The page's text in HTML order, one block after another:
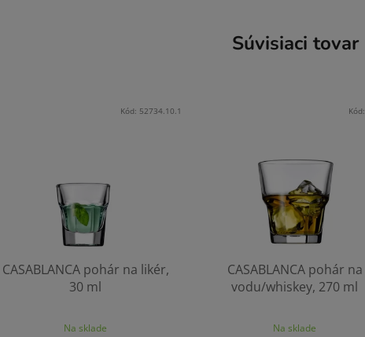
Súvisiaci tovar
CASABLANCA pohár na likér,
30 ml
Na sklade
Kód: 52734.10.1
CASABLANCA pohár na
vodu/whiskey, 270 ml
Na sklade
Kód: